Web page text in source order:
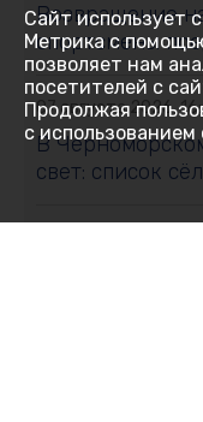
Возвращение
спортсмены
07 августа 2026,
В
свет: список
Сайт использует
Метрика с
позволяет нам
посетителей с
Продолжая
с